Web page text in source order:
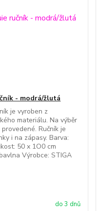
- modrá/žlutá
je vyroben z
materiálu. Na výběr
Ručník je
i na zápasy. Barva:
50 x 1O0 cm
Výrobce: STIGA
do 3 dnů